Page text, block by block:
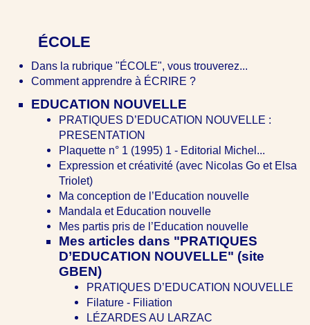
ÉCOLE
Dans la rubrique "ÉCOLE", vous trouverez...
Comment apprendre à ÉCRIRE ?
EDUCATION NOUVELLE
PRATIQUES D’EDUCATION NOUVELLE :
PRESENTATION
Plaquette n° 1 (1995) 1 - Editorial Michel...
Expression et créativité (avec Nicolas Go et Elsa
Triolet)
Ma conception de l’Education nouvelle
Mandala et Education nouvelle
Mes partis pris de l’Education nouvelle
Mes articles dans "PRATIQUES
D’EDUCATION NOUVELLE" (site
GBEN)
PRATIQUES D’EDUCATION NOUVELLE
Filature - Filiation
LÉZARDES AU LARZAC